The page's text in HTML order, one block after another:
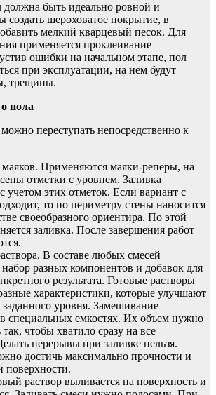
быть идеально ровной и
создать шероховатое покрытие, в
мелкий кварцевый песок. Для
применяется проклеивание
ошибки на начальном этапе, пол
при эксплуатации, на нем будут
трещины.
пола
переступать непосредственно к
Применяются маяки-реперы, на
отметки с уровнем. Заливка
учетом этих отметок. Если вариант с
то по периметру стены наносится
своеобразного ориентира. По этой
заливка. После завершения работ
В составе любых смесей
набор разных компонентов и добавок для
результата. Готовые растворы
характеристики, которые улучшают
уровня. Замешивание
специальных емкостях. Их объем нужно
так, чтобы хватило сразу на все
перерывы при заливке нельзя.
достичь максимально прочности и
поверхности.
раствор выливается на поверхность и